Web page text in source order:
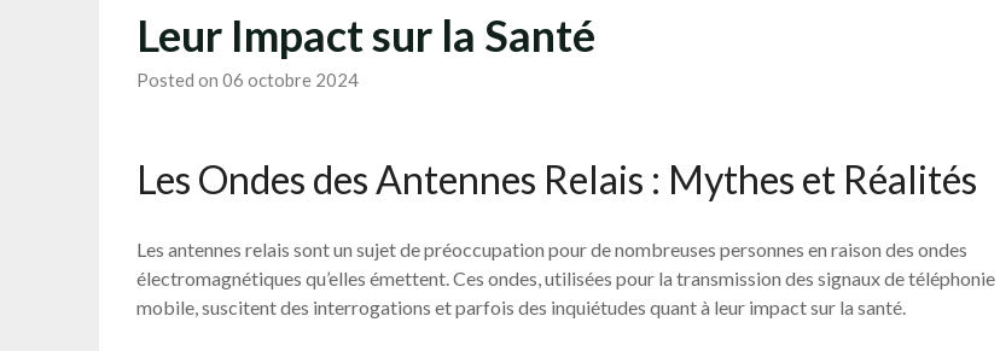
Leur Impact sur la Santé
Posted on 06 octobre 2024
Les Ondes des Antennes Relais : Mythes et Réalités
Les antennes relais sont un sujet de préoccupation pour de nombreuses personnes en raison des ondes
électromagnétiques qu’elles émettent. Ces ondes, utilisées pour la transmission des signaux de téléphonie
mobile, suscitent des interrogations et parfois des inquiétudes quant à leur impact sur la santé.